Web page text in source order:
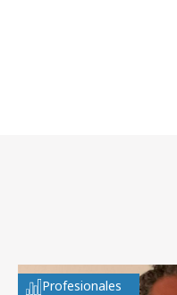
Profesionales